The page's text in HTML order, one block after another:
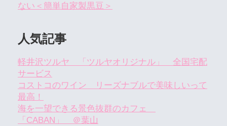
ない＜簡単自家製黒豆＞
人気記事
軽井沢ツルヤ 「ツルヤオリジナル」 全国宅配
サービス
コストコのワイン リーズナブルで美味しいって
最高！
海を一望できる景色抜群のカフェ
「CABAN」 ＠葉山